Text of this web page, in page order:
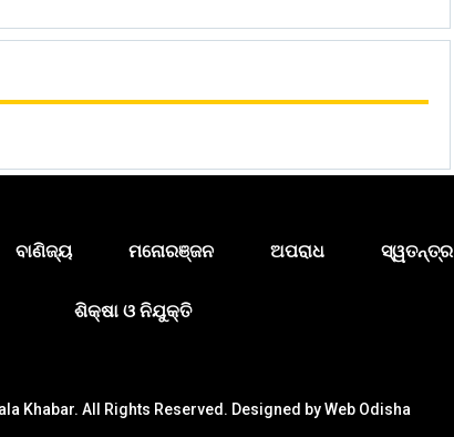
ବାଣିଜ୍ୟ ମନୋରଞ୍ଜନ ଅପରାଧ ସ୍ୱତନ୍ତ୍ର
ଶିକ୍ଷା ଓ ନିଯୁକ୍ତି
Khabar. All Rights Reserved. Designed byWeb Odisha